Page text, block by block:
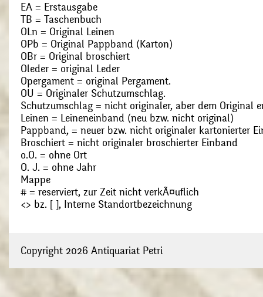
EA = Erstausgabe
TB = Taschenbuch
OLn = Original Leinen
OPb = Original Pappband (Karton)
OBr = Original broschiert
Oleder = original Leder
Opergament = original Pergament.
OU = Originaler Schutzumschlag.
Schutzumschlag = nicht originaler, aber dem Original
Leinen = Leineneinband (neu bzw. nicht original)
Pappband, = neuer bzw. nicht originaler kartonierter
Broschiert = nicht originaler broschierter Einband
o.O. = ohne Ort
O. J. = ohne Jahr
Mappe
# = reserviert, zur Zeit nicht verkÃ¤uflich
<> bz. [ ], Interne Standortbezeichnung
Copyright 2026 Antiquariat Petri